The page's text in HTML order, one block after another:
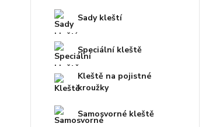
Sady kleští
Speciální kleště
Kleště na pojistné
kroužky
Samosvorné kleště